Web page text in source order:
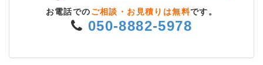
お電話での ご相談・お見積りは無料です。
050-8882-5978